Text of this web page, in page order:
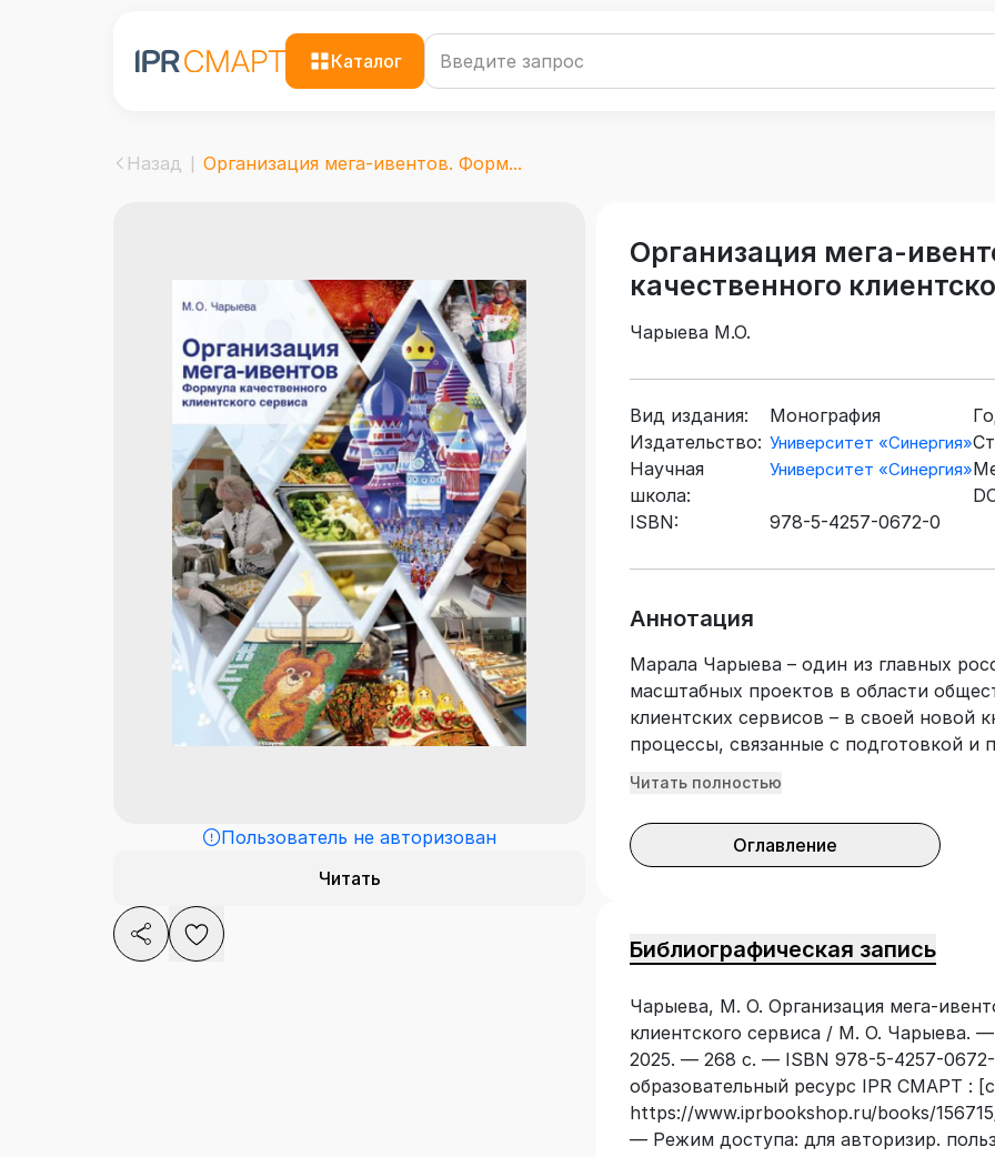
Каталог
Назад Организация мега-ивентов. Форм...
Пользователь не авторизован
Читать
Организация мега-
качественного
Чарыева М.О.
Вид издания:
Монография
Издательство: Университет «Синергия»
Научная
школа:
Университет «Синергия»
ISBN: 978-5-4257-0672-0
Аннотация
Марала Чарыева – один из главных
масштабных проектов в области
клиентских сервисов – в своей новой
процессы, связанные с подготовкой и
числе на примере обеспечения
реальных кейсов, статистических
практическое руководство для всех
best practices, описывает мощное
Олимпиаде – 2014. Книга будет
гостеприимства, туризма, событийной
мероприятиями; руководителям
сфере питания вне дома, специалистам
менеджмента; сотрудникам и
поставками технологического
Читать полностью
Оглавление
Библиографическая запись
Чарыева, М. О. Организация мега-
клиентского сервиса / М. О. Чарыева.
2025. — 268 с. — ISBN 978-5-4257-
образовательный ресурс IPR СМАРТ :
https://www.iprbookshop.ru/books/
— Режим доступа: для авторизир.